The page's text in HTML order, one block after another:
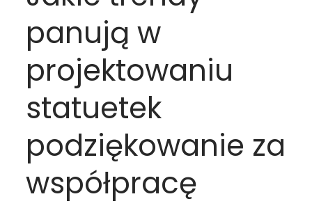
panują w
projektowaniu
statuetek
podziękowanie za
współpracę